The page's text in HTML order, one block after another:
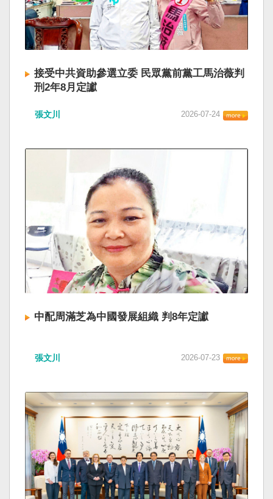
接受中共資助參選立委 民眾黨前黨工馬治薇判
刑2年8月定讞
張文川 2026-07-24
中配周滿芝為中國發展組織 判8年定讞
張文川 2026-07-23